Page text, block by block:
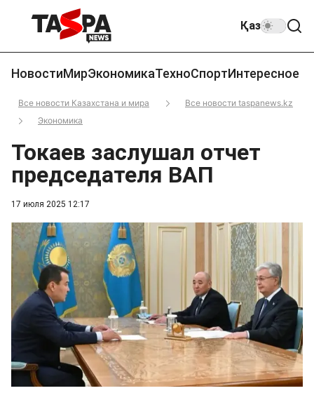
Қаз
НовостиМирЭкономикаТехноСпортИнтересное
Все новости Казахстана и мира
Все новости taspanews.kz
Экономика
17 июля 2025 12:17
Токаев заслушал отчет
председателя ВАП